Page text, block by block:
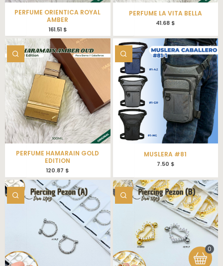
PERFUME ORIENTICA ROYAL
AMBER
161.51 $
PERFUME LA VITA BELLA
41.68 $
PERFUME HAMARAIN GOLD
EDITION
120.87 $
MUSLERA #81
7.50 $
0